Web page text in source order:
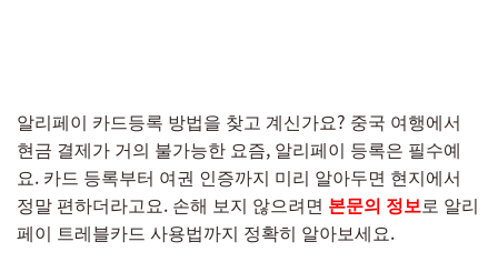
알리페이 카드등록 방법을 찾고 계신가요? 중국 여행에서
현금 결제가 거의 불가능한 요즘, 알리페이 등록은 필수예
요. 카드 등록부터 여권 인증까지 미리 알아두면 현지에서
정말 편하더라고요. 손해 보지 않으려면 본문의 정보로 알리
페이 트레블카드 사용법까지 정확히 알아보세요.